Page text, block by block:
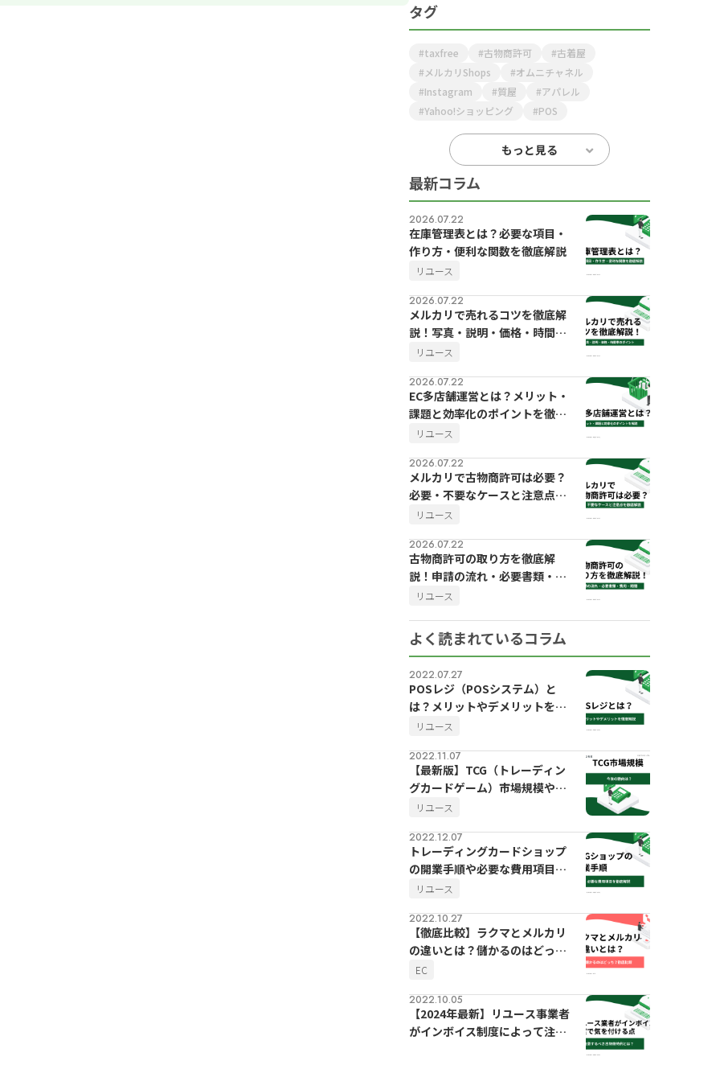
タグ
taxfree 古物商許可
古着屋
メルカリShops
オムニチャネル
Instagram
質屋
アパレル
Yahoo!ショッピング
POS
もっと見る
最新コラム
2026.07.22
在庫管理表とは？必要な項目・
作り方・便利な関数を徹底解説
リユース
2026.07.22
メルカリで売れるコツを徹底解
説！写真・説明・価格・時間帯
のポイント
リユース
2026.07.22
EC多店舗運営とは？メリット・
課題と効率化のポイントを徹底
解説
リユース
2026.07.22
メルカリで古物商許可は必要？
必要・不要なケースと注意点を
徹底解説
リユース
2026.07.22
古物商許可の取り方を徹底解
説！申請の流れ・必要書類・費
用・期間
リユース
よく読まれているコラム
2022.07.27
POSレジ（POSシステム）と
は？メリットやデメリットを徹
底解説
リユース
2022.11.07
【最新版】TCG（トレーディン
グカードゲーム）市場規模や今
後の動向
リユース
2022.12.07
トレーディングカードショップ
の開業手順や必要な費用項目を
徹底解説
リユース
2022.10.27
【徹底比較】ラクマとメルカリ
の違いとは？儲かるのはどっ
ち？
EC
2022.10.05
【2024年最新】リユース事業者
がインボイス制度によって注意